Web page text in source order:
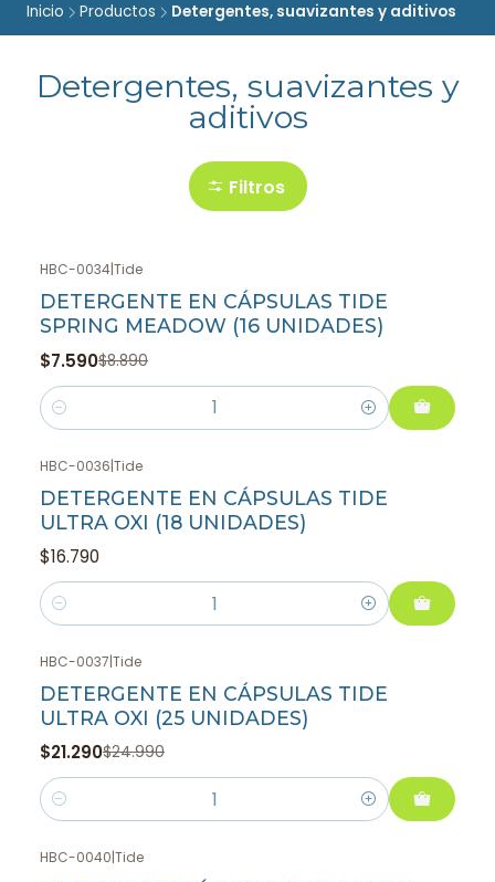
Inicio Productos Detergentes, suavizantes y aditivos
Detergentes, suavizantes y
aditivos
Filtros
-15%OFF
HBC-0034|Tide
DETERGENTE EN CÁPSULAS TIDE
SPRING MEADOW (16 UNIDADES)
$7.590$8.890
Cantidad
HBC-0036|Tide
DETERGENTE EN CÁPSULAS TIDE
ULTRA OXI (18 UNIDADES)
$16.790
Cantidad
-15%OFF
HBC-0037|Tide
DETERGENTE EN CÁPSULAS TIDE
ULTRA OXI (25 UNIDADES)
$21.290$24.990
Cantidad
HBC-0040|Tide